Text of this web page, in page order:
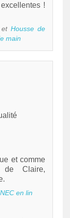
!
Housse de
main
et comme
de Claire,
en lin